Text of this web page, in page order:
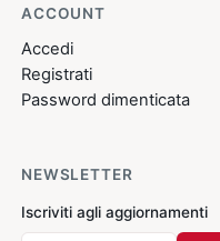
ACCOUNT
Accedi
Registrati
Password dimenticata
NEWSLETTER
Iscriviti agli aggiornamenti